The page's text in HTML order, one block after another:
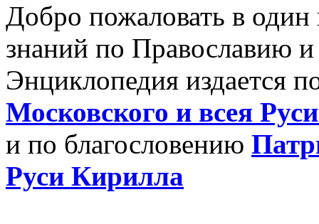
Добро пожаловать в
знаний по Православию
Энциклопедия издается
Московского и всея
и по благословению
Руси Кирилла